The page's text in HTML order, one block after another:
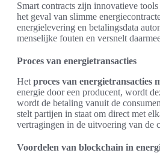
Smart contracts zijn innovatieve
het geval van slimme
energielevering en betalingsdata
menselijke fouten en versnelt
Proces van energietransacties
Het proces van energietransacties
energie door een producent, wordt
wordt de betaling vanuit de
stelt partijen in staat om direct met
vertragingen in de uitvoering van de
Voordelen van blockchain in